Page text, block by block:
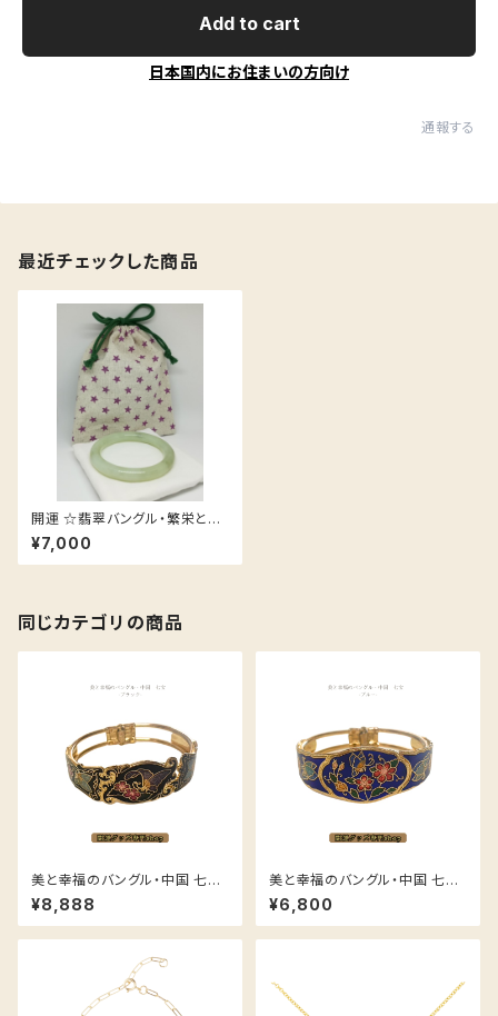
Add to cart
日本国内にお住まいの方向け
通報する
最近チェックした商品
開運 ☆翡翠バングル・繁栄と成
功の最強ストーン！ ポーチ付き
♡
¥7,000
同じカテゴリの商品
美と幸福のバングル・中国 七宝
焼き 「蝶と花」-ブラック -
¥8,888
美と幸福のバングル・中国 七宝
焼き 「蝶と花」-ブルー -
¥6,800